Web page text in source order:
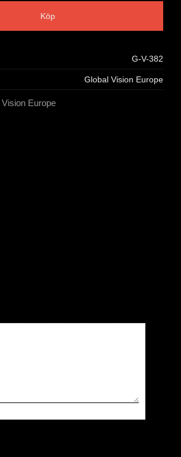
Köp
G-V-382
Global Vision Europe
Europe